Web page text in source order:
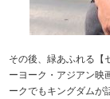
その後、緑あふれる【
ーヨーク・アジアン映
ークでもキングダムが